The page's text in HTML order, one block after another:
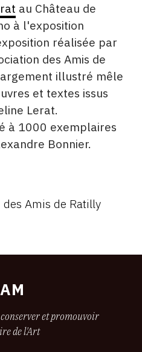
au Château de
à l'exposition
réalisée par
des Amis de
illustré mêle
et textes issus
Lerat.
à 1000 exemplaires
Bonnier.
des Amis de Ratilly
et promouvoir
de l'Art